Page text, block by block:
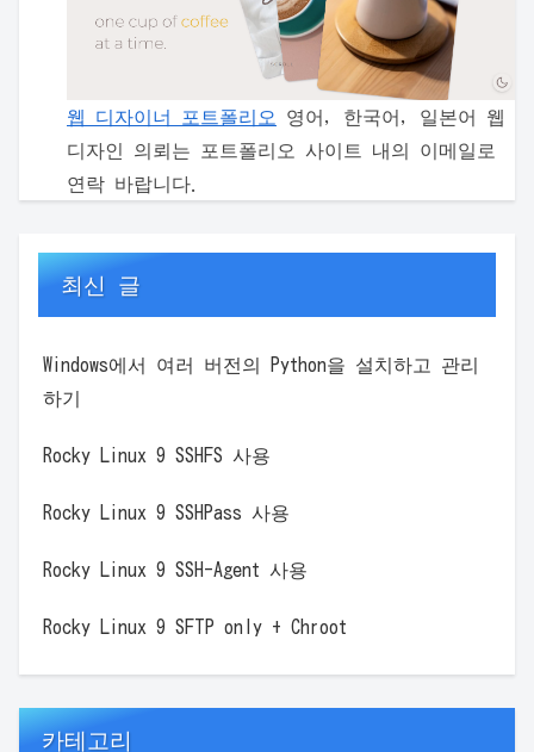
웹 디자이너 포트폴리오
영어, 한국어, 일본어 웹
디자인 의뢰는 포트폴리오 사이트 내의 이메일로
연락 바랍니다.
최신 글
Windows에서 여러 버전의 Python을 설치하고 관리
하기
Rocky Linux 9 SSHFS 사용
Rocky Linux 9 SSHPass 사용
Rocky Linux 9 SSH-Agent 사용
Rocky Linux 9 SFTP only + Chroot
카테고리